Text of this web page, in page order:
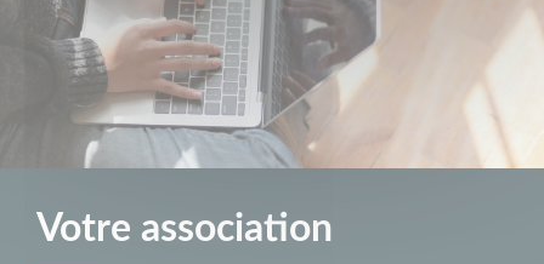
Votre association